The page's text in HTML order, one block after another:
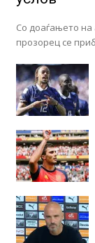
Со доаѓањето на
прозорец се